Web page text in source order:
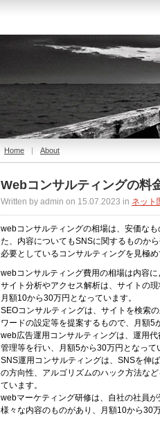
Home | About
Webコンサルティングの料
Written by admin on 15.07.2023 in ネット
webコンサルティングの相場は、安価な
た、内容についてもSNSに関するものか
必要としているコンサルティングを見極
webコンサルティング費用の相場は内容
サイト分析やアクセス解析は、サイトの
月額10から30万円となっています。
SEOコンサルティングは、サイトを検索
ワードの設定等を提案するもので、月額5
web広告運用コンサルティングは、運用
管理等を行い、月額5から30万円となって
SNS運用コンサルティングは、SNSを伸
の方向性、アルゴリズムのハック方法な
ています。
webマーケティング研修は、自社の社員
様々な内容のものがあり、月額10から30